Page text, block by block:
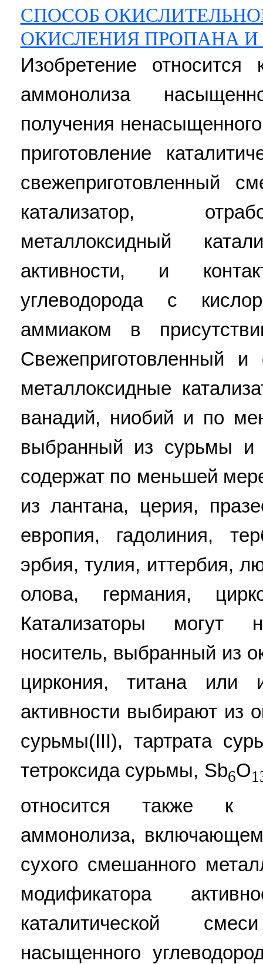
СПОСОБ
ОКИСЛЕНИЯ ПРОПАНА И
Изобретение относится
аммонолиза
получения
приготовление
свежеприготовленный
катализатор,
металлоксидный
активности, и
углеводорода с
аммиаком в
Свежеприготовленный
металлоксидные
ванадий, ниобий и по
выбранный из сурьмы и
содержат по меньшей
из лантана, церия,
европия, гадолиния,
эрбия, тулия, иттербия,
олова, германия,
Катализаторы могут
носитель, выбранный из
циркония, титана или
активности выбирают из
сурьмы(III), тартрата
тетроксида сурьмы, Sb6O
относится также к
аммонолиза,
сухого смешанного
модификатора
каталитической
насыщенного